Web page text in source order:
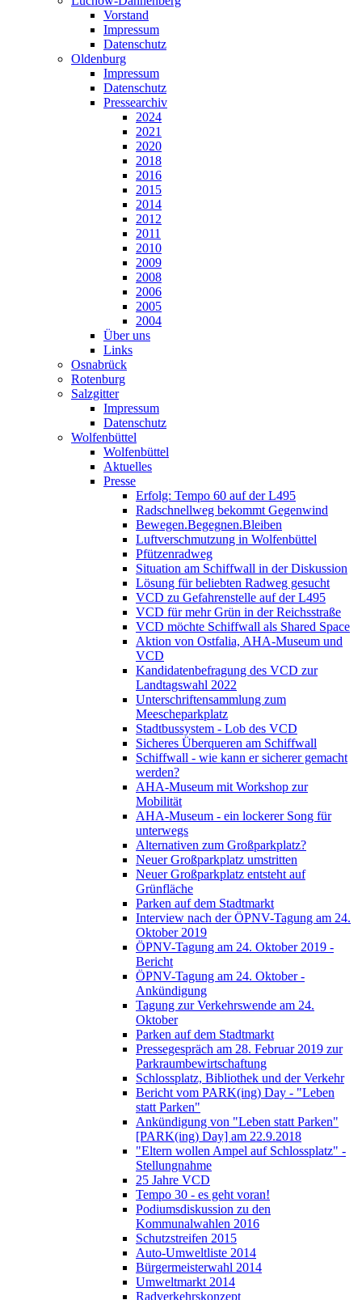
Vorstand
Impressum
Datenschutz
Oldenburg
Impressum
Datenschutz
Pressearchiv
2024
2021
2020
2018
2016
2015
2014
2012
2011
2010
2009
2008
2006
2005
2004
Über uns
Links
Osnabrück
Rotenburg
Salzgitter
Impressum
Datenschutz
Wolfenbüttel
Wolfenbüttel
Aktuelles
Presse
Erfolg: Tempo 60 auf der L495
Radschnellweg bekommt Gegenwind
Bewegen.Begegnen.Bleiben
Luftverschmutzung in Wolfenbüttel
Pfützenradweg
Situation am Schiffwall in der Diskussion
Lösung für beliebten Radweg gesucht
VCD zu Gefahrenstelle auf der L495
VCD für mehr Grün in der Reichsstraße
VCD möchte Schiffwall als Shared Space
Aktion von Ostfalia, AHA-Museum und
VCD
Kandidatenbefragung des VCD zur
Landtagswahl 2022
Unterschriftensammlung zum
Meescheparkplatz
Stadtbussystem - Lob des VCD
Sicheres Überqueren am Schiffwall
Schiffwall - wie kann er sicherer gemacht
werden?
AHA-Museum mit Workshop zur
Mobilität
AHA-Museum - ein lockerer Song für
unterwegs
Alternativen zum Großparkplatz?
Neuer Großparkplatz umstritten
Neuer Großparkplatz entsteht auf
Grünfläche
Parken auf dem Stadtmarkt
Interview nach der ÖPNV-Tagung am 24.
Oktober 2019
ÖPNV-Tagung am 24. Oktober 2019 -
Bericht
ÖPNV-Tagung am 24. Oktober -
Ankündigung
Tagung zur Verkehrswende am 24.
Oktober
Parken auf dem Stadtmarkt
Pressegespräch am 28. Februar 2019 zur
Parkraumbewirtschaftung
Schlossplatz, Bibliothek und der Verkehr
Bericht vom PARK(ing) Day - "Leben
statt Parken"
Ankündigung von "Leben statt Parken"
[PARK(ing) Day] am 22.9.2018
"Eltern wollen Ampel auf Schlossplatz" -
Stellungnahme
25 Jahre VCD
Tempo 30 - es geht voran!
Podiumsdiskussion zu den
Kommunalwahlen 2016
Schutzstreifen 2015
Auto-Umweltliste 2014
Bürgermeisterwahl 2014
Umweltmarkt 2014
Radverkehrskonzept